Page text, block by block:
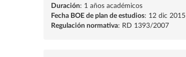
Duración: 1 años académicos
Fecha BOE de plan de estudios: 12 dic 2015
Regulación normativa: RD 1393/2007